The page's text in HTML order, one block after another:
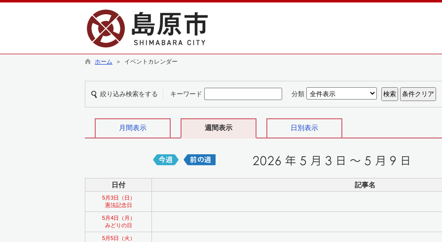
ホーム ＞ イベントカレンダー
絞り込み検索をする キーワード 分類
月間表示 週間表示 日別表示
日付 記事名
5月3日（日）
憲法記念日
5月4日（月）
みどりの日
5月5日（火）